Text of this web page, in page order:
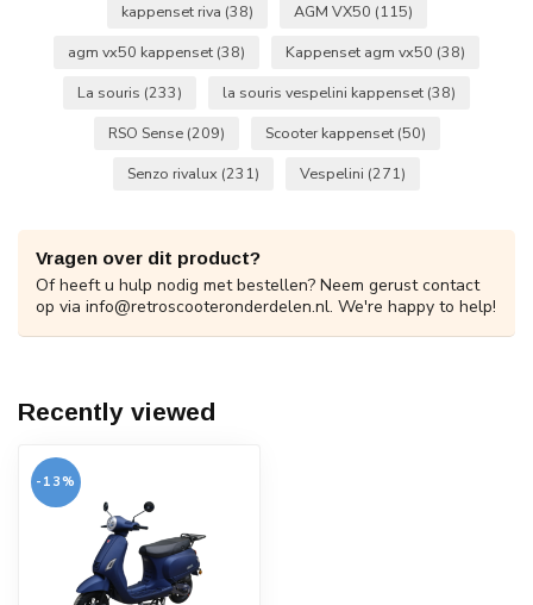
kappenset riva (38) AGM VX50 (115)
agm vx50 kappenset (38) Kappenset agm vx50 (38)
La souris (233) la souris vespelini kappenset (38)
RSO Sense (209) Scooter kappenset (50)
Senzo rivalux (231) Vespelini (271)
Vragen over dit product?
Of heeft u hulp nodig met bestellen? Neem gerust contact
op via info@retroscooteronderdelen.nl. We're happy to help!
Recently viewed
-13%